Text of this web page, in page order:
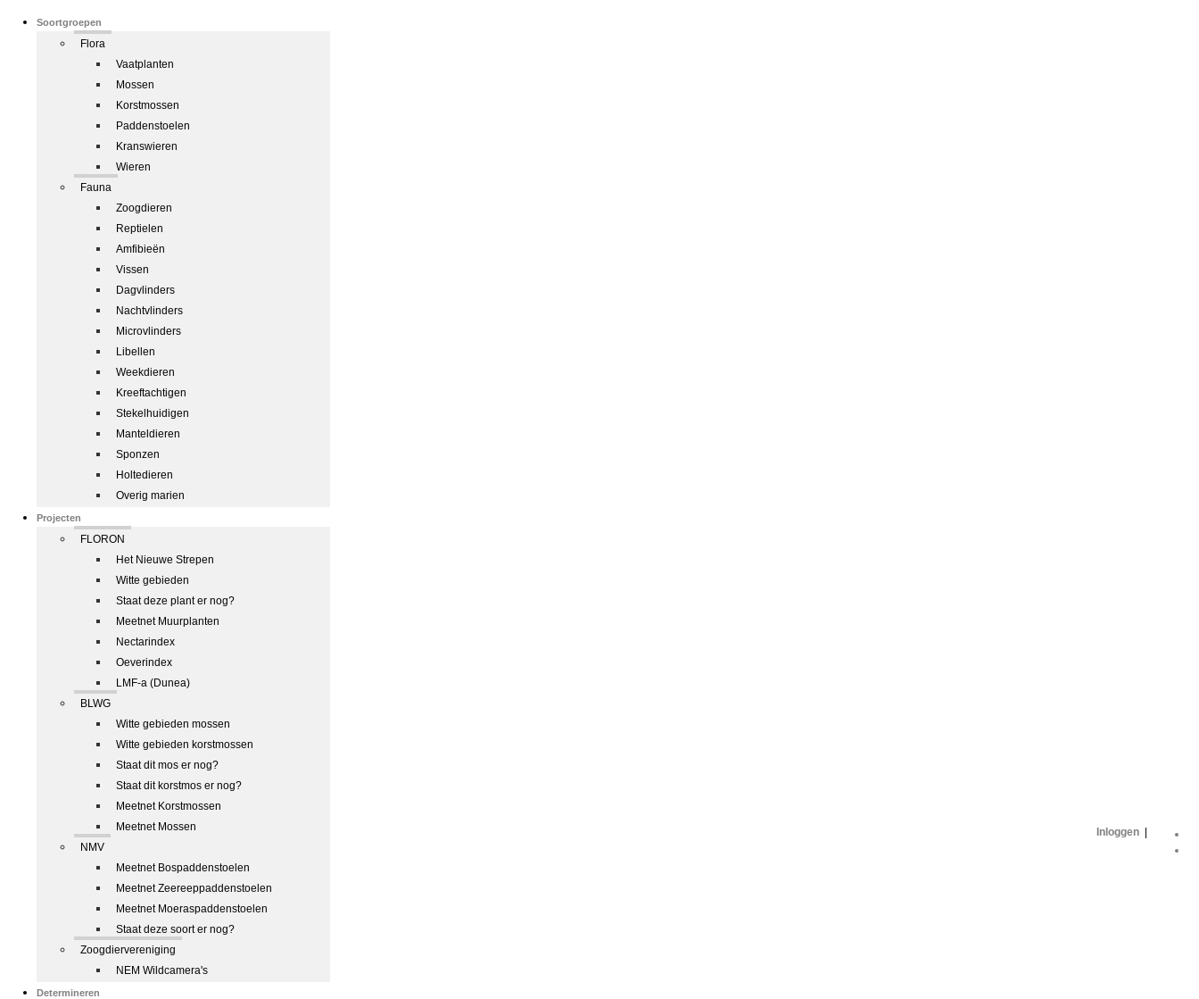
Soortgroepen
Flora
Vaatplanten
Mossen
Korstmossen
Paddenstoelen
Kranswieren
Wieren
Fauna
Zoogdieren
Reptielen
Amfibieën
Vissen
Dagvlinders
Nachtvlinders
Microvlinders
Libellen
Weekdieren
Kreeftachtigen
Stekelhuidigen
Manteldieren
Sponzen
Holtedieren
Overig marien
Projecten
FLORON
Het Nieuwe Strepen
Witte gebieden
Staat deze plant er nog?
Meetnet Muurplanten
Nectarindex
Oeverindex
LMF-a (Dunea)
BLWG
Witte gebieden mossen
Witte gebieden korstmossen
Staat dit mos er nog?
Staat dit korstmos er nog?
Meetnet Korstmossen
Meetnet Mossen
NMV
Meetnet Bospaddenstoelen
Meetnet Zeereeppaddenstoelen
Meetnet Moeraspaddenstoelen
Staat deze soort er nog?
Zoogdiervereniging
NEM Wildcamera's
Determineren
Inloggen